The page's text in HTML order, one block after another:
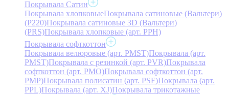
Покрывала Сатин
Покрывала хлопковыеПокрывала сатиновые (Вальтери)
(P220)Покрывала сатиновые 3D (Вальтери)
(PRS)Покрывала хлопковые (арт. PPH)
Покрывала софткоттон
Покрывала велюровые (арт. PMST)Покрывала (арт.
PMST)Покрывала с резинкой (арт. PVR)Покрывала
софткоттон (арт. PMO)Покрывала софткоттон (арт.
PMP)Покрывала полисатин (арт. PSF)Покрывала (арт.
PPL)Покрывала (арт. XJ)Покрывала трикотажные